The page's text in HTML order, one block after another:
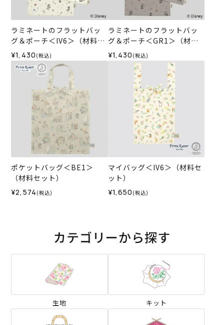
ラミネートのフラットバッ
グ＆ポーチ＜IV6＞（材料セ
ット）
¥1,430 (税込)
ラミネートのフラットバッ
グ＆ポーチ＜GR1＞（材料
セット）
¥1,430 (税込)
ポケットバッグ＜BE1＞
（材料セット）
¥2,574 (税込)
マイバッグ＜IV6＞（材料セ
ット）
¥1,650 (税込)
カテゴリーから探す
生地 キット